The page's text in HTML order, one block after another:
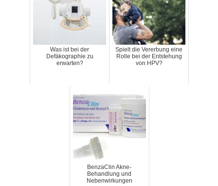
Was ist bei der
Defäkographie zu
erwarten?
Spielt die Vererbung eine
Rolle bei der Entstehung
von HPV?
BenzaClin Akne-
Behandlung und
Nebenwirkungen